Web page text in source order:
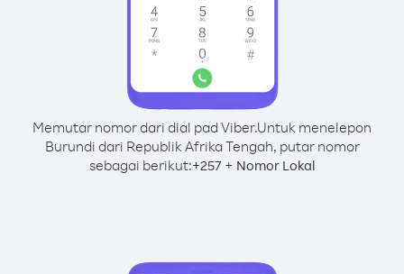
Memutar nomor dari dial pad Viber.Untuk menelepon
Burundi dari Republik Afrika Tengah, putar nomor
sebagai berikut:+257+ Nomor Lokal